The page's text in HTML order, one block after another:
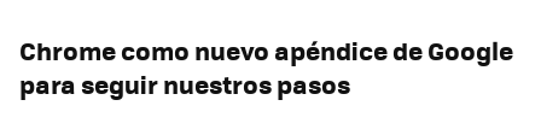
Chrome como nuevo apéndice de Google
para seguir nuestros pasos